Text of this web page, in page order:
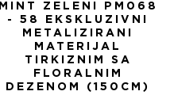
MINT ZELENI PM068
- 58 EKSKLUZIVNI
METALIZIRANI
MATERIJAL
TIRKIZNIM SA
FLORALNIM
DEZENOM (150CM)